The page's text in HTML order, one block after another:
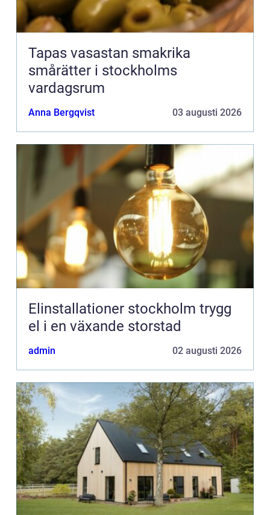
Tapas vasastan smakrika
smårätter i stockholms
vardagsrum
Anna Bergqvist 03 augusti 2026
Elinstallationer stockholm trygg
el i en växande storstad
admin 02 augusti 2026